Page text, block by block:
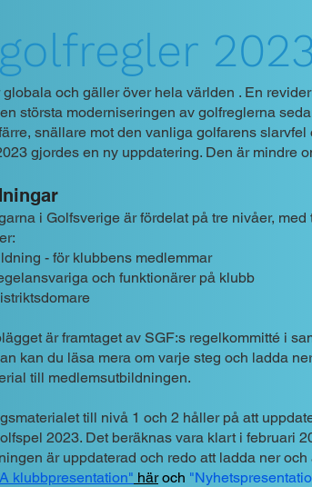
golfregler 2
och gäller över hela världen . En
största moderniseringen av golfreglerna
snällare mot den vanliga golfarens
gjordes en ny uppdatering. Den är mindre
i Golfsverige är fördelat på tre nivåer, med
- för klubbens medlemmar
och funktionärer på klubb
är framtaget av SGF:s regelkommitté i
kan du läsa mera om varje steg och ladda ner
till medlemsutbildningen.
till nivå 1 och 2 håller på att
2023. Det beräknas vara klart i februari
är uppdaterad och redo att ladda ner och
klubbpresentation" häroch